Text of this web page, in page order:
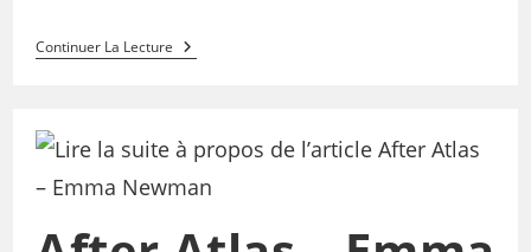
Continuer La Lecture